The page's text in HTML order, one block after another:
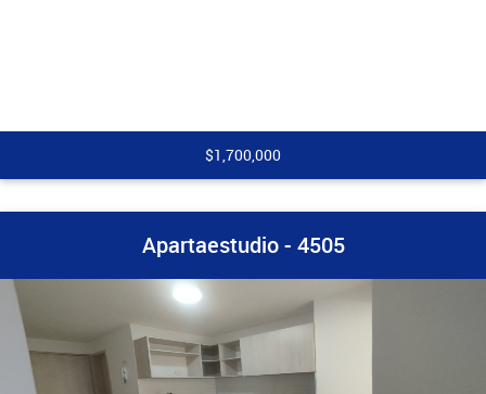
$1,700,000
Apartaestudio - 4505